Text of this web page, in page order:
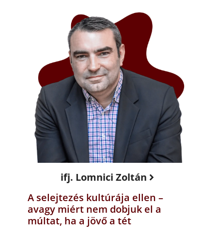
ifj. Lomnici Zoltán
A selejtezés kultúrája ellen –
avagy miért nem dobjuk el a
múltat, ha a jövő a tét